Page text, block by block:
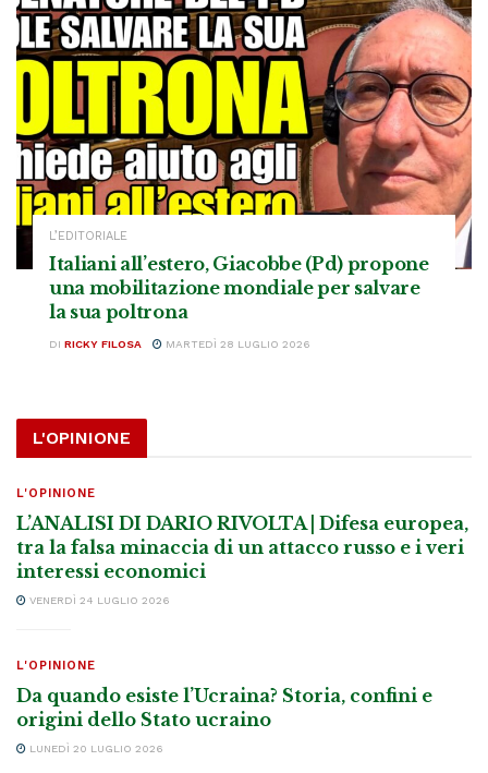
L’EDITORIALE
Italiani all’estero, Giacobbe (Pd) propone
una mobilitazione mondiale per salvare
la sua poltrona
DI RICKY FILOSA MARTEDÌ 28 LUGLIO 2026
L'OPINIONE
L'OPINIONE
L’ANALISI DI DARIO RIVOLTA | Difesa europea,
tra la falsa minaccia di un attacco russo e i veri
interessi economici
VENERDÌ 24 LUGLIO 2026
L'OPINIONE
Da quando esiste l’Ucraina? Storia, confini e
origini dello Stato ucraino
LUNEDÌ 20 LUGLIO 2026